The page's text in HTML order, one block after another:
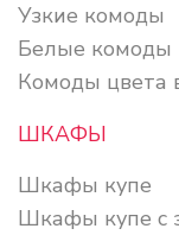
Узкие комоды
Белые комоды
Комоды цвета
ШКАФЫ
Шкафы купе
Шкафы купе с